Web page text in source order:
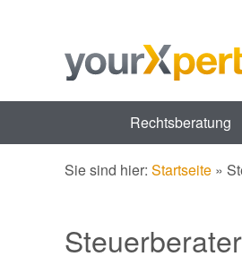
Rechtsberatung
Sie sind hier: Startseite »